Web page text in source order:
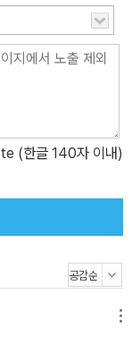
의 도판을, 2권에서
적소에 배치함으로
서도 쉽게 구하기
물관의 귀중본실에
품을 팔아 수집한
상생활을 드라마틱
치 타임머신을 타고
까지 4백 년에 이
발명』은 이른바
(한글 140자 이내)